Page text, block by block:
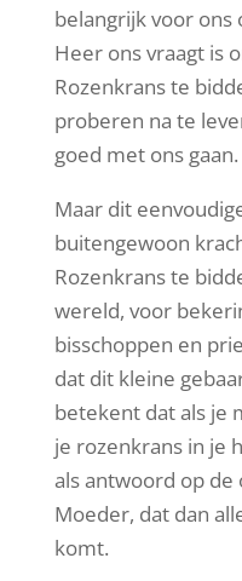
belangrijk voor ons
Heer ons vraagt is
Rozenkrans te
proberen na te
goed met ons gaan.
Maar dit
buitengewoon
Rozenkrans te
wereld, voor
bisschoppen en
dat dit kleine
betekent dat als je
je rozenkrans in je
als antwoord op de
Moeder, dat dan
komt.